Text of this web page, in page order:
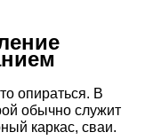
опираться. В
обычно служит
каркас, сваи.